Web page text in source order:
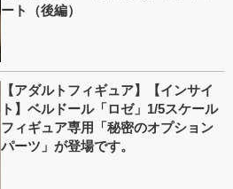
ート（後編）
【アダルトフィギュア】【インサイ
ト】ベルドール「ロゼ」1/5スケール
フィギュア専用「秘密のオプション
パーツ」が登場です。